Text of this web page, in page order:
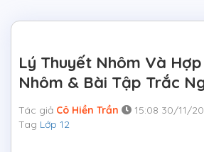
Lý Thuyết Nhôm Và
Nhôm & Bài Tập Trắc
Tác giả Cô Hiền Trần 15:08 30/11/
Tag Lớp 12